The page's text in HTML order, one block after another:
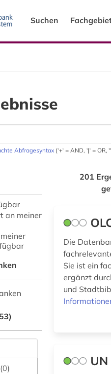
Suchen
Abfragesyntax ('+' = AND, '|' = OR,
an meiner
201
Die
Sie ist ein
ergänzt
und